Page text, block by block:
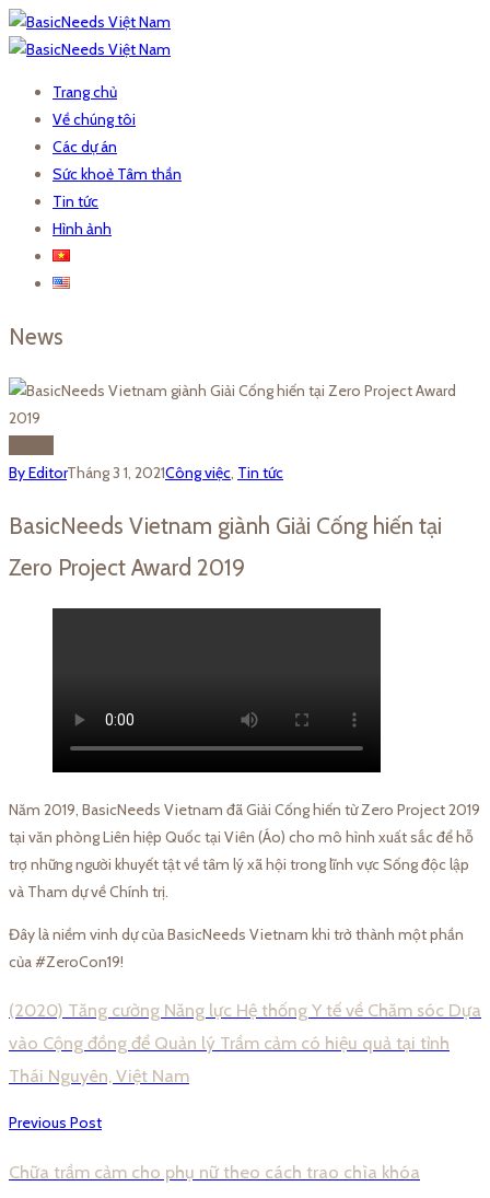
Trang chủ
Về chúng tôi
Các dự án
Sức khoẻ Tâm thần
Tin tức
Hình ảnh
News
By EditorTháng 3 1, 2021Công việc, Tin tức
BasicNeeds Vietnam giành Giải Cống hiến tại
Zero Project Award 2019
Năm 2019, BasicNeeds Vietnam đã Giải Cống hiến từ Zero Project 2019
tại văn phòng Liên hiệp Quốc tại Viên (Áo) cho mô hình xuất sắc để hỗ
trợ những người khuyết tật về tâm lý xã hội trong lĩnh vực Sống độc lập
và Tham dự về Chính trị.
Đây là niềm vinh dự của BasicNeeds Vietnam khi trở thành một phần
của #ZeroCon19!
(2020) Tăng cường Năng lực Hệ thống Y tế về Chăm sóc Dựa
vào Cộng đồng để Quản lý Trầm cảm có hiệu quả tại tỉnh
Thái Nguyên, Việt Nam
Previous Post
Chữa trầm cảm cho phụ nữ theo cách trao chìa khóa